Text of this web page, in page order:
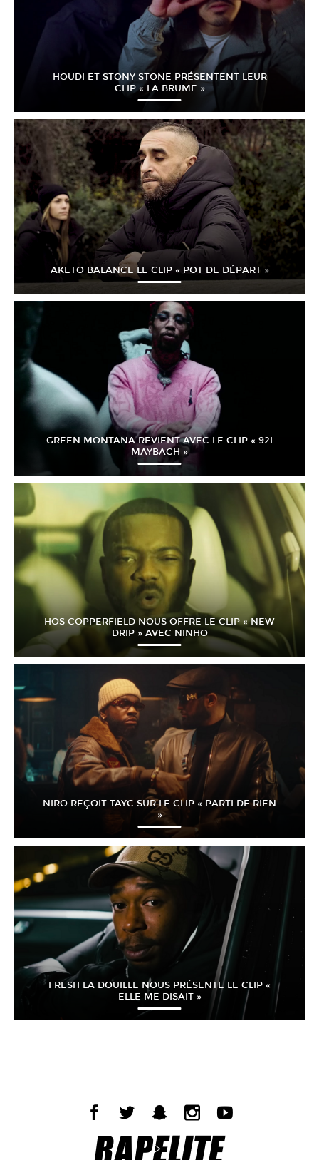
HOUDI ET STONY STONE PRÉSENTENT LEUR
CLIP « LA BRUME »
AKETO BALANCE LE CLIP « POT DE DÉPART »
GREEN MONTANA REVIENT AVEC LE CLIP « 92I
MAYBACH »
HÖS COPPERFIELD NOUS OFFRE LE CLIP « NEW
DRIP » AVEC NINHO
NIRO REÇOIT TAYC SUR LE CLIP « PARTI DE RIEN
»
FRESH LA DOUILLE NOUS PRÉSENTE LE CLIP «
ELLE ME DISAIT »